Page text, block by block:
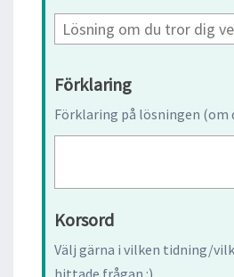
Förklaring
Förklaring på lösningen (om
Korsord
Välj gärna i vilken tidning/
hittade frågan :)